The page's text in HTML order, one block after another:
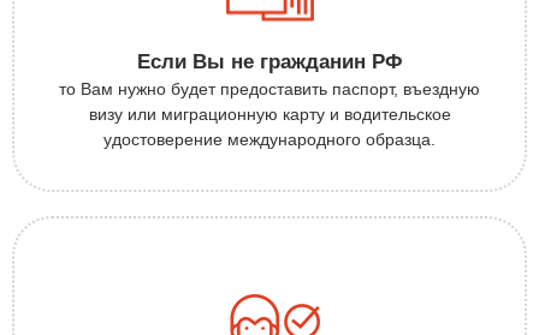
Если Вы не гражданин РФ
то Вам нужно будет предоставить паспорт, въездную
визу или миграционную карту и водительское
удостоверение международного образца.